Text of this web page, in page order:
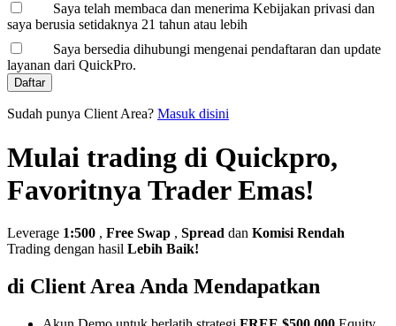
Saya telah membaca dan menerima Kebijakan privasi dan
saya berusia setidaknya 21 tahun atau lebih
Saya bersedia dihubungi mengenai pendaftaran dan update
layanan dari QuickPro.
Daftar
Sudah punya Client Area? Masuk disini
Mulai trading di Quickpro,
Favoritnya Trader Emas!
Leverage 1:500 , Free Swap , Spread dan Komisi Rendah
Trading dengan hasil Lebih Baik!
di Client Area Anda Mendapatkan